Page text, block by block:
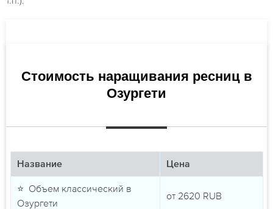
Стоимость наращивания ресниц в
Озургети
Название Цена
⭐ Объем классический в
Озургети
от 2620 RUB